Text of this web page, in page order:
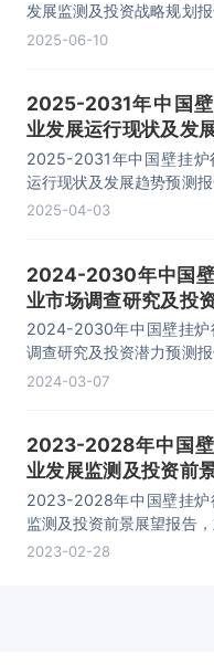
发展监测及投资战略规划
包括行业产品进出口数据分
容。
2025-06-10
2025-2031年中国
业发展运行现状及发
测报告
2025-2031年中国壁挂炉
运行现状及发展趋势预测
包括市场分析、生产企业分
2025-04-03
2024-2030年中国
业市场调查研究及投
测报告
2024-2030年中国壁挂炉
调查研究及投资潜力预测
包括市场分析、生产企业分
2024-03-07
2023-2028年中国
业发展监测及投资前
告
2023-2028年中国壁挂炉
监测及投资前景展望报告
市场分析、生产企业分析、
2023-02-28